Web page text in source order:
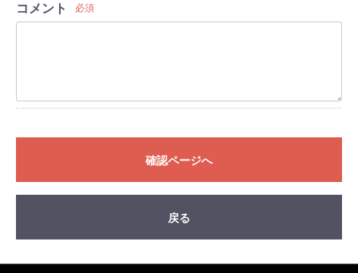
コメント 必須
確認ページへ
戻る